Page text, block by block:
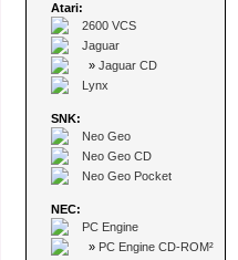
Atari:
2600 VCS
Jaguar
» Jaguar CD
Lynx
SNK:
Neo Geo
Neo Geo CD
Neo Geo Pocket
NEC:
PC Engine
» PC Engine CD-ROM²